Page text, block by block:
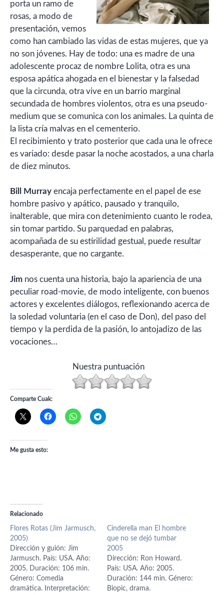
porta un ramo de
rosas, a modo de
presentación, vemos
como han cambiado las vidas de estas mujeres, que ya
no son jóvenes. Hay de todo: una es madre de una
adolescente procaz de nombre Lolita, otra es una
esposa apática ahogada en el bienestar y la falsedad
que la circunda, otra vive en un barrio marginal
secundada de hombres violentos, otra es una pseudo-
medium que se comunica con los animales. La quinta de
la lista cría malvas en el cementerio.
El recibimiento y trato posterior que cada una le ofrece
es variado: desde pasar la noche acostados, a una charla
de diez minutos.
Bill Murray encaja perfectamente en el papel de ese
hombre pasivo y apático, pausado y tranquilo,
inalterable, que mira con detenimiento cuanto le rodea,
sin tomar partido. Su parquedad en palabras,
acompañada de su estirilidad gestual, puede resultar
desasperante, que no cargante.
Jim nos cuenta una historia, bajo la apariencia de una
peculiar road-movie, de modo inteligente, con buenos
actores y excelentes diálogos, reflexionando acerca de
la soledad voluntaria (en el caso de Don), del paso del
tiempo y la perdida de la pasión, lo antojadizo de las
vocaciones…
Nuestra puntuación
Comparte Cuak:
Me gusta esto:
Relacionado
Flores Rotas (Jim Jarmusch,
2005)
Dirección y guión: Jim
Jarmusch. País: USA. Año:
2005. Duración: 106 min.
Género: Comedia
dramática. Interpretación:
Cinderella man El hombre
que no se dejó tumbar
2005
Dirección: Ron Howard.
País: USA. Año: 2005.
Duración: 144 min. Género:
Biopic, drama.